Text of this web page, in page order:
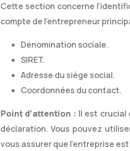
Cette section concerne
compte de l’entrepreneur
Dénomination sociale.
SIRET.
Adresse du siège social.
Coordonnées du contact.
Point d’attention : Il est crucial
déclaration. Vous pouvez
vous assurer que l’entreprise